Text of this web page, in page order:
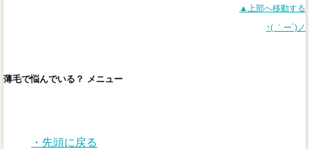
▲上部へ移動する
↑( ｀ー´)ノ
薄毛で悩んでいる？ メニュー
・先頭に戻る